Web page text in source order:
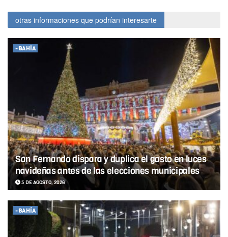
otras informaciones que podrían interesarte
-BAHÍA
San Fernando dispara y duplica el gasto en luces
navideñas antes de las elecciones municipales
5 DE AGOSTO, 2026
-BAHÍA